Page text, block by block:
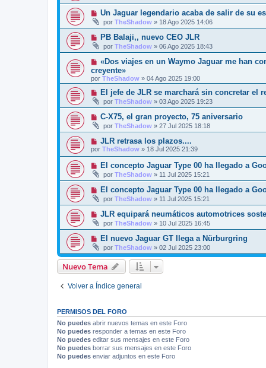
Un Jaguar legendario acaba de salir de su
por TheShadow » 18 Ago 2025 14:06
PB Balaji,, nuevo CEO JLR
por TheShadow » 06 Ago 2025 18:43
«Dos viajes en un Waymo Jaguar me han
creyente»
por TheShadow » 04 Ago 2025 19:00
El jefe de JLR se marchará sin concretar el
por TheShadow » 03 Ago 2025 19:23
C-X75, el gran proyecto, 75 aniversario
por TheShadow » 27 Jul 2025 18:18
JLR retrasa los plazos....
por TheShadow » 18 Jul 2025 21:39
El concepto Jaguar Type 00 ha llegado a
por TheShadow » 11 Jul 2025 15:21
El concepto Jaguar Type 00 ha llegado a
por TheShadow » 11 Jul 2025 15:21
JLR equipará neumáticos automotrices
por TheShadow » 10 Jul 2025 16:45
El nuevo Jaguar GT llega a Nürburgring
por TheShadow » 02 Jul 2025 23:00
Nuevo Tema
Volver a Índice general
PERMISOS DEL FORO
No puedes abrir nuevos temas en este Foro
No puedes responder a temas en este Foro
No puedes editar sus mensajes en este Foro
No puedes borrar sus mensajes en este Foro
No puedes enviar adjuntos en este Foro